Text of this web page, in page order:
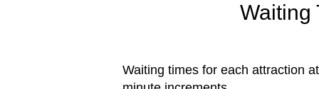
Waiting
Waiting times for each attraction